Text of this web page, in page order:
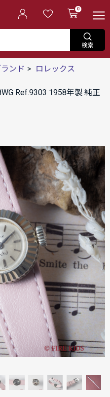
0
ンド
ロレックス
Ref.9303 1958年製 純正